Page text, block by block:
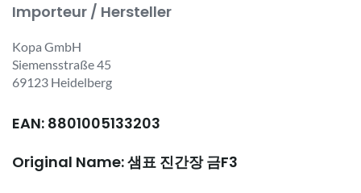
Importeur / Hersteller
Kopa GmbH
Siemensstraße 45
69123 Heidelberg
EAN: 8801005133203
Original Name: 샘표 진간장 금F3